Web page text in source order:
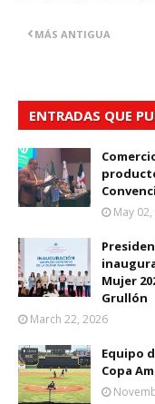
MÁS ANTIGUA
ENTRADAS QUE
May
Mujer
Grullón
March 22, 2026
Equipo
Copa